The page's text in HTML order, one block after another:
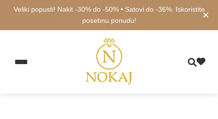
Veliki popusti! Nakit -30% do -50% • Satovi do -36%. Iskoristite
posebnu ponudu!